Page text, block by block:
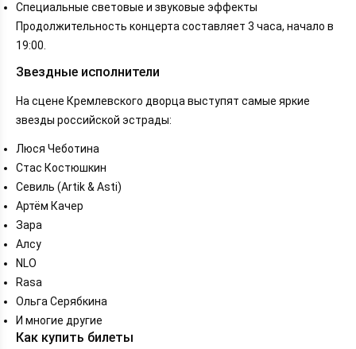
Специальные световые и звуковые эффекты
Продолжительность концерта составляет 3 часа, начало в
19:00.
Звездные исполнители
На сцене Кремлевского дворца выступят самые яркие
звезды российской эстрады:
Люся Чеботина
Стас Костюшкин
Севиль (Artik & Asti)
Артём Качер
Зара
Алсу
NLO
Rasa
Ольга Серябкина
И многие другие
Как купить билеты